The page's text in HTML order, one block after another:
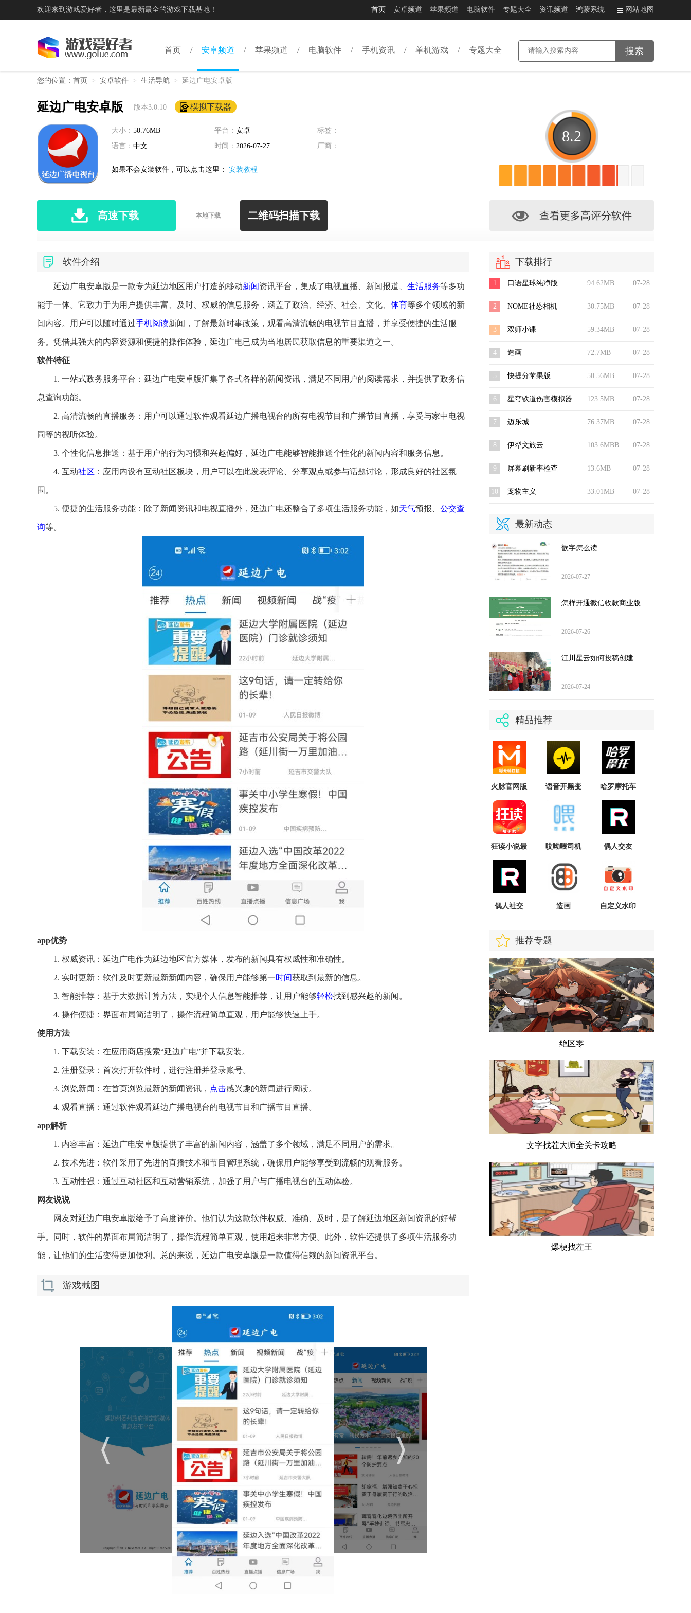
欢迎来到游戏爱好者，这里是最新最全的游戏下载基地！ 首页 安卓频道 苹果频道 电脑软件 专题大全 资讯频道 鸿蒙系统 网站地图
首页 安卓频道 苹果频道 电脑软件 手机资讯 单机游戏 专题大全
您的位置： 首页 > 安卓软件 > 生活导航 > 延边广电安卓版
延边广电安卓版 版本3.0.10 模拟下载器
大小： 50.76MB 平台： 安卓
标签：
语言： 中文 时间： 2026-07-27 厂商：
如果不会安装软件，可以点击这里： 安装教程
高速下载 本地下载 二维码扫描下载
8.2
查看更多高评分软件
软件介绍
延边广电安卓版是一款专为延边地区用户打造的移动新闻资讯平台，集成了电视直播、新闻报道、 生活服务等多功
能于一体。它致力于为用户提供丰富、及时、权威的信息服务，涵盖了政治、经济、社会、文化、 体育等多个领域的新
闻内容。用户可以随时通过手机阅读新闻，了解最新时事政策，观看高清流畅的电视节目直播，并享受便捷的生活服
务。凭借其强大的内容资源和便捷的操作体验，延边广电已成为当地居民获取信息的重要渠道之一。
软件特征
1. 一站式政务服务平台：延边广电安卓版汇集了各式各样的新闻资讯，满足不同用户的阅读需求，并提供了政务信
息查询功能。
2. 高清流畅的直播服务：用户可以通过软件观看延边广播电视台的所有电视节目和广播节目直播，享受与家中电视
同等的视听体验。
3. 个性化信息推送：基于用户的行为习惯和兴趣偏好，延边广电能够智能推送个性化的新闻内容和服务信息。
4. 互动社区 ：应用内设有互动社区板块，用户可以在此发表评论、分享观点或参与话题讨论，形成良好的社区氛
围。
5. 便捷的生活服务功能：除了新闻资讯和电视直播外，延边广电还整合了多项生活服务功能，如天气预报、 公交查
询等。
app优势
1. 权威资讯：延边广电作为延边地区官方媒体，发布的新闻具有权威性和准确性。
2. 实时更新：软件及时更新最新新闻内容，确保用户能够第一时间获取到最新的信息。
3. 智能推荐：基于大数据计算方法，实现个人信息智能推荐，让用户能够轻松找到感兴趣的新闻。
4. 操作便捷：界面布局简洁明了，操作流程简单直观，用户能够快速上手。
使用方法
1. 下载安装：在应用商店搜索“延边广电”并下载安装。
2. 注册登录：首次打开软件时，进行注册并登录账号。
3. 浏览新闻：在首页浏览最新的新闻资讯， 点击感兴趣的新闻进行阅读。
4. 观看直播：通过软件观看延边广播电视台的电视节目和广播节目直播。
app解析
1. 内容丰富：延边广电安卓版提供了丰富的新闻内容，涵盖了多个领域，满足不同用户的需求。
2. 技术先进：软件采用了先进的直播技术和节目管理系统，确保用户能够享受到流畅的观看服务。
3. 互动性强：通过互动社区和互动营销系统，加强了用户与广播电视台的互动体验。
网友说说
网友对延边广电安卓版给予了高度评价。他们认为这款软件权威、准确、及时，是了解延边地区新闻资讯的好帮
手。同时，软件的界面布局简洁明了，操作流程简单直观，使用起来非常方便。此外，软件还提供了多项生活服务功
能，让他们的生活变得更加便利。总的来说，延边广电安卓版是一款值得信赖的新闻资讯平台。
游戏截图
下载排行
07-28
94.62MB
1 口语星球纯净版
07-28
30.75MB
2 NOME社恐相机
07-28
59.34MB
3 双师小课
07-28
72.7MB
4 造画
07-28
50.56MB
5 快提分苹果版
07-28
123.5MB
6 星穹铁道伤害模拟器
07-28
76.37MB
7 迈乐城
07-28
103.6MBB
8 伊犁文旅云
07-28
13.6MB
9 屏幕刷新率检查
07-28
33.01MB
10 宠物主义
最新动态
歆字怎么读
2026-07-27
怎样开通微信收款商业版
2026-07-26
江川星云如何投稿创建
2026-07-24
精品推荐
火脉官网版
语音开黑变
哈罗摩托车
狂读小说最
哎呦喂司机
接单)V1.0.1
手机版
偶人交友
偶人社交 造画 自定义水印
推荐专题
绝区零
文字找茬大师全关卡攻略
爆梗找茬王